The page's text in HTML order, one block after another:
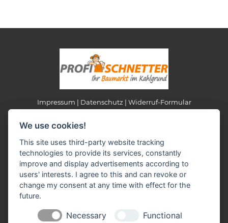
Impressum Datenschutz Widerruf-Formular
Profi Schnetter
AS Jürgen Schnetter e.K.
Am Bahnhof 6+8
63825 Schöllkrippen
E-Mail: verkauf(at)profi-schnetter.de
We use cookies!
This site uses third-party website tracking
technologies to provide its services, constantly
improve and display advertisements according to
users' interests. I agree to this and can revoke or
change my consent at any time with effect for the
future.
Necessary Functional